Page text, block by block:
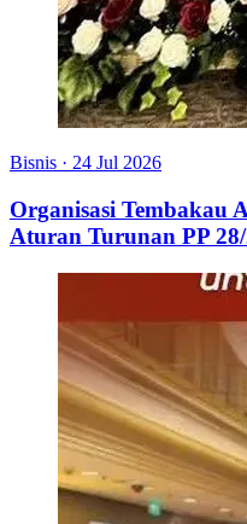
Bisnis · 24 Jul 2026
Organisasi Tembakau
Aturan Turunan PP 28/